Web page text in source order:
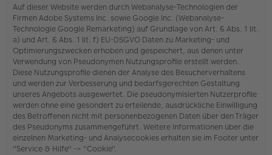
Auf dieser Website werden durch Webanalyse-Technologien der
Firmen Adobe Systems Inc. sowie Google Inc. (Webanalyse-
Technologie Google Remarketing) auf Grundlage von Art. 6 Abs. 1 lit.
a) und Art. 6 Abs. 1 lit. f) EU-DSGVO Daten zu Marketing- und
Optimierungszwecken erhoben und gespeichert, aus denen unter
Verwendung von Pseudonymen Nutzungsprofile erstellt werden.
Diese Nutzungsprofile dienen der Analyse des Besucherverhaltens
und werden zur Verbesserung und bedarfsgerechten Gestaltung
unseres Angebots ausgewertet. Die pseudonymisierten Nutzerprofile
werden ohne eine gesondert zu erteilende, ausdrückliche Einwilligung
des Betroffenen nicht mit personenbezogenen Daten über den Träger
des Pseudonyms zusammengeführt. Weitere Informationen über die
einzelnen Marketing- und Analysecookies erhalten sie im Footer unter
"Service & Hilfe" -> "Cookie".